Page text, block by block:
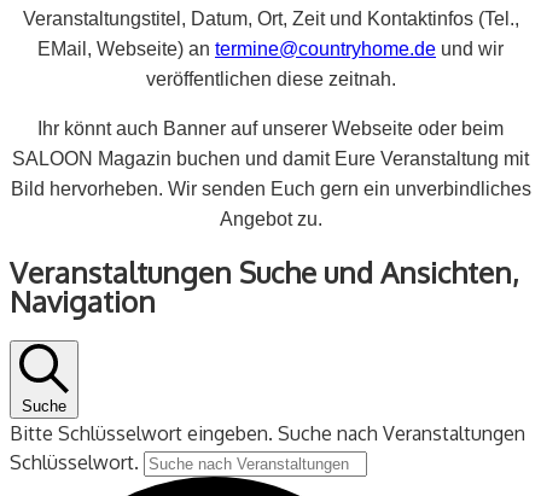
Veranstaltungstitel, Datum, Ort, Zeit und Kontaktinfos (Tel.,
EMail, Webseite) an termine@countryhome.de und wir
veröffentlichen diese zeitnah.
Ihr könnt auch Banner auf unserer Webseite oder beim
SALOON Magazin buchen und damit Eure Veranstaltung mit
Bild hervorheben. Wir senden Euch gern ein unverbindliches
Angebot zu.
Veranstaltungen
für
August
2025
Veranstaltungen Suche und Ansichten,
Navigation
Suche
Bitte Schlüsselwort eingeben. Suche nach Veranstaltungen
Schlüsselwort.